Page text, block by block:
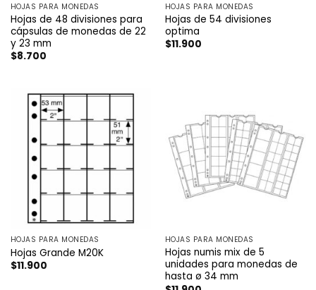
HOJAS PARA MONEDAS
Hojas de 48 divisiones para
cápsulas de monedas de 22
y 23 mm
$8.700
HOJAS PARA MONEDAS
Hojas de 54 divisiones
optima
$11.900
HOJAS PARA MONEDAS
Hojas Grande M20K
$11.900
HOJAS PARA MONEDAS
Hojas numis mix de 5
unidades para monedas de
hasta ø 34 mm